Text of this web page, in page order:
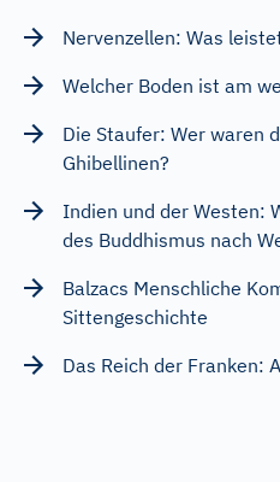
Nervenzellen: Was
Welcher Boden ist am
Die Staufer: Wer waren
Ghibellinen?
Indien und der Westen:
des Buddhismus nach
Balzacs Menschliche
Sittengeschichte
Das Reich der Franken: